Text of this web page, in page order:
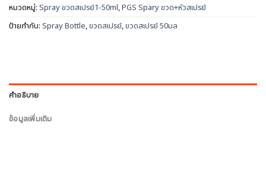
หมวดหมู่: Spray ขวดสเปรย์1-50ml,PGS Spary ขวด+หัวสเปรย์
ป้ายกำกับ: Spray Bottle,ขวดสเปรย์,ขวดสเปรย์ 50มล
คำอธิบาย
ข้อมูลเพิ่มเติม